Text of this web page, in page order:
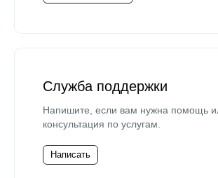
Служба поддержки
Напишите, если вам нужна помощь
консультация по услугам.
Написать